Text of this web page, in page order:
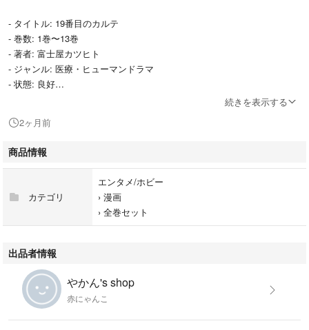
- タイトル: 19番目のカルテ
- 巻数: 1巻〜13巻
- 著者: 富士屋カツヒト
- ジャンル: 医療・ヒューマンドラマ
- 状態: 良好
◆値引き不可（価格は定期的に見直しております）
◆即購入大歓迎（ご購入にあたってコメントは特に必要ありません）
◆レンタル落ち、ネットカフェ落ちではございません
ださい
よろしくお願いします
続きを表示する
2ヶ月前
商品情報
カテゴリ
エンタメ/ホビー
› 漫画
› 全巻セット
出品者情報
やかん's shop
赤にゃんこ